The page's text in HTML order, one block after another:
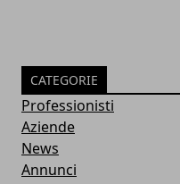
CATEGORIE
Professionisti
Aziende
News
Annunci